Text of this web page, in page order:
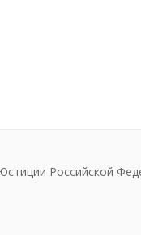
Российской